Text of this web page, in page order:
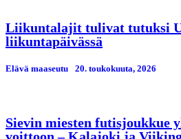
Liikuntalajit tulivat tutuksi
liikuntapäivässä
Elävä maaseutu 20. toukokuuta, 2026
Sievin miesten futisjoukkue